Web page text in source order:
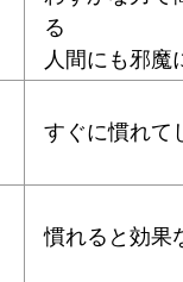
る
人間にも邪魔
すぐに慣れて
慣れると効果